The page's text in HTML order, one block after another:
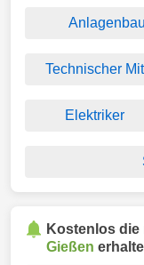
Anlagenbau
Technischer
Elektriker
Kostenlos die
Gießen